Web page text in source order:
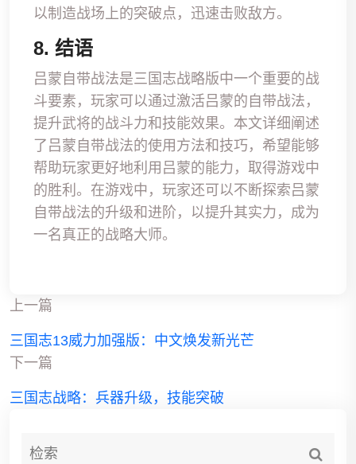
以制造战场上的突破点，迅速击败敌方。
8. 结语
吕蒙自带战法是三国志战略版中一个重要的战
斗要素，玩家可以通过激活吕蒙的自带战法，
提升武将的战斗力和技能效果。本文详细阐述
了吕蒙自带战法的使用方法和技巧，希望能够
帮助玩家更好地利用吕蒙的能力，取得游戏中
的胜利。在游戏中，玩家还可以不断探索吕蒙
自带战法的升级和进阶，以提升其实力，成为
一名真正的战略大师。
上一篇
三国志13威力加强版：中文焕发新光芒
下一篇
三国志战略：兵器升级，技能突破